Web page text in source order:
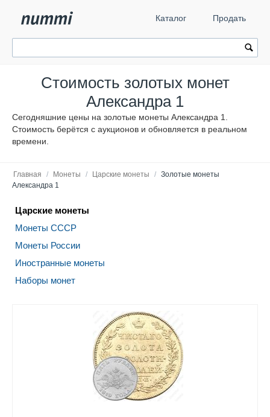
Каталог Продать
Стоимость золотых монет
Александра 1
Сегодняшние цены на золотые монеты Александра 1.
Стоимость берётся с аукционов и обновляется в реальном
времени.
Главная / Монеты / Царские монеты / Золотые монеты
Александра 1
Царские монеты
Монеты СССР
Монеты России
Иностранные монеты
Наборы монет